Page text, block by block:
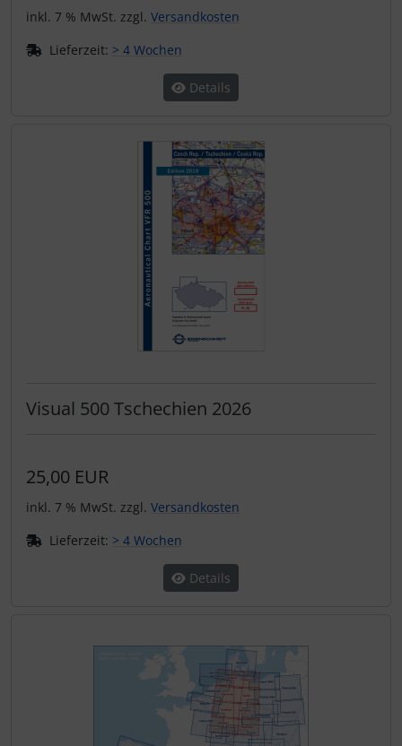
inkl. 7 % MwSt. zzgl. Versandkosten
Lieferzeit: > 4 Wochen
Details
Visual 500 Tschechien 2026
25,00 EUR
inkl. 7 % MwSt. zzgl. Versandkosten
Lieferzeit: > 4 Wochen
Details